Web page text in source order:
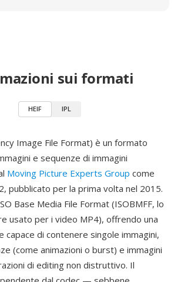
sui formati
HEIF IPL
Image File Format) è un formato
e sequenze di immagini
Moving Picture Experts Group come
pubblicato per la prima volta nel 2015.
Base Media File Format (ISOBMFF, lo
usato per i video MP4), offrendo una
di contenere singole immagini,
(come animazioni o burst) e immagini
di editing non distruttivo. Il